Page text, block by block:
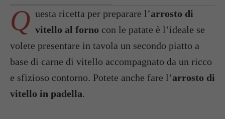
Q uesta ricetta per preparare l’arrosto di
vitello al forno con le patate è l’ideale se
volete presentare in tavola un secondo piatto a
base di carne di vitello accompagnato da un ricco
e sfizioso contorno. Potete anche fare l’arrosto di
vitello in padella.